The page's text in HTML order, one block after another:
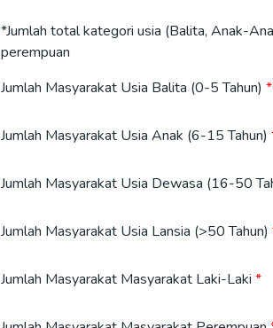
*Jumlah total kategori usia (Balita, Anak-
perempuan
Jumlah Masyarakat Usia Balita (0-5 Tahun)
Jumlah Masyarakat Usia Anak (6-15 Tahun)
Jumlah Masyarakat Usia Dewasa (16-50
Jumlah Masyarakat Usia Lansia (>50 Tahun)
Jumlah Masyarakat Masyarakat Laki-Laki